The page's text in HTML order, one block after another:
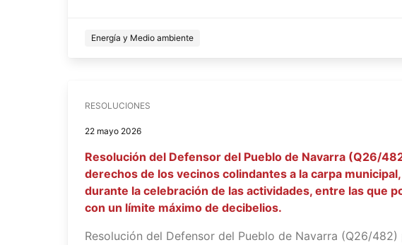
Energía y Medio ambiente
RESOLUCIONES
22 mayo 2026
Resolución del Defensor del Pueblo de Navarra (Q26/
derechos de los vecinos colindantes a la carpa
durante la celebración de las actividades, entre las que
con un límite máximo de decibelios.
Resolución del Defensor del Pueblo de Navarra (Q26/